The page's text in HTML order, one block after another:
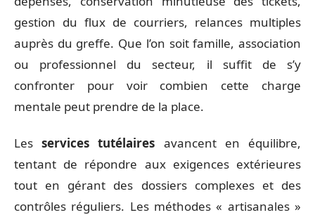
gestion du flux de courriers, relances multiples
auprès du greffe. Que l’on soit famille, association
ou professionnel du secteur, il suffit de s’y
confronter pour voir combien cette charge
mentale peut prendre de la place.
Lesservices tutélaires avancent en équilibre,
tentant de répondre aux exigences extérieures
tout en gérant des dossiers complexes et des
contrôles réguliers. Les méthodes « artisanales »